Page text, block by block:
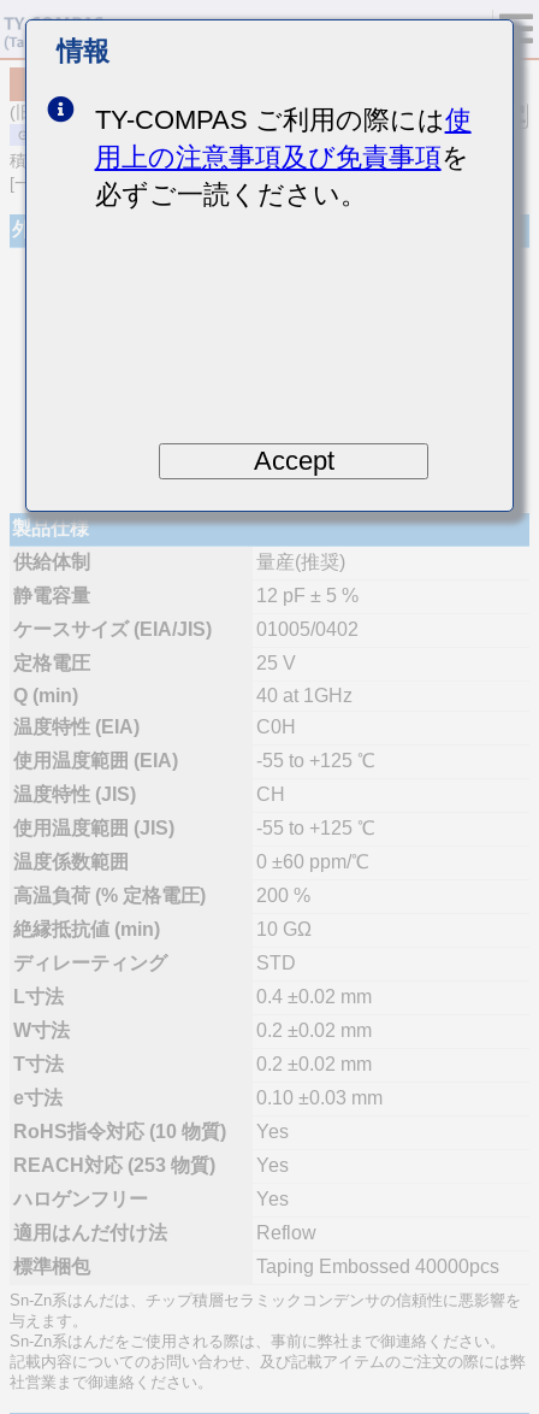
(旧品番 TVS042CH120JC-W)
積層セラミックコンデンサ
[一般用 高周波/低損失積層セラミックコンデンサ]
外観
製品仕様
供給体制
量産(推奨)
静電容量
12 pF ± 5 %
ケースサイズ (EIA/JIS)
01005/0402
定格電圧
25 V
Q (min)
40 at 1GHz
温度特性 (EIA)
C0H
使用温度範囲 (EIA)
-55 to +125 ℃
温度特性 (JIS)
CH
使用温度範囲 (JIS)
-55 to +125 ℃
温度係数範囲
0 ±60 ppm/℃
高温負荷 (% 定格電圧)
200 %
絶縁抵抗値 (min)
10 GΩ
ディレーティング
STD
L寸法
0.4 ±0.02 mm
W寸法
0.2 ±0.02 mm
T寸法
0.2 ±0.02 mm
e寸法
0.10 ±0.03 mm
RoHS指令対応 (10 物質)
Yes
REACH対応 (253 物質)
Yes
ハロゲンフリー
Yes
適用はんだ付け法
Reflow
標準梱包
Taping Embossed 40000pcs
Sn-Zn系はんだは、チップ積層セラミックコンデンサの信頼性に悪影響を
与えます。
Sn-Zn系はんだをご使用される際は、事前に弊社まで御連絡ください。
記載内容についてのお問い合わせ、及び記載アイテムのご注文の際には弊
社営業まで御連絡ください。
情報
TY-COMPAS ご利用の際には使
用上の注意事項及び免責事項を
必ずご一読ください。
Accept